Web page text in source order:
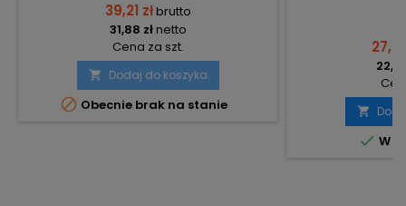
39,21 złbrutto
31,88 złnetto
Cena za szt.
 Dodaj do koszyka
 Obecnie brak na stanie 
 W